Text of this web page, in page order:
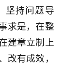
坚持问题导
求是，在整
建章立制上
改有成效，